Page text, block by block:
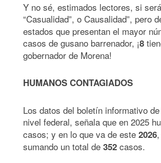
Y no sé, estimados lectores, si será
“Casualidad”, o Causalidad”, pero
estados que presentan el mayor
casos de gusano barrenador, ¡8
gobernador de Morena!
HUMANOS CONTAGIADOS
Los datos del boletín informativo
nivel federal, señala que en 2025
casos; y en lo que va de este 2026
sumando un total de 352 casos.